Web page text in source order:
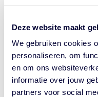
Deze website maakt
We gebruiken cookies
personaliseren, om
en om ons
informatie over jouw
partners voor social
Voorafgaande en na
coaching staven van
tactisch plan
wedstijd
gewaardeerd met
wordt koffie/thee en